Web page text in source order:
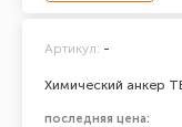
Химический анкер
Артикул: -
последняя цена: